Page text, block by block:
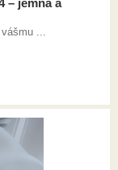
– jemná a
...